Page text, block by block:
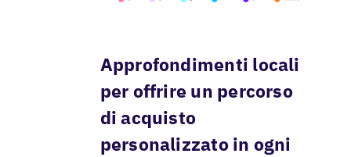
Approfondimenti locali
per offrire un percorso
di acquisto
personalizzato in ogni